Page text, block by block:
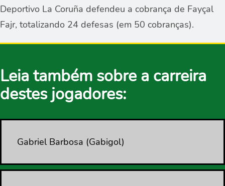
Deportivo La Coruña defendeu a cobrança de Fayçal
Fajr, totalizando 24 defesas (em 50 cobranças).
Leia também sobre a carreira
destes jogadores:
Gabriel Barbosa (Gabigol)